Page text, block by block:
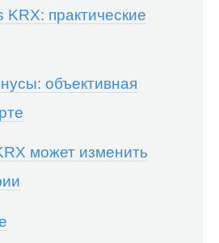
практические
объективная
может изменить